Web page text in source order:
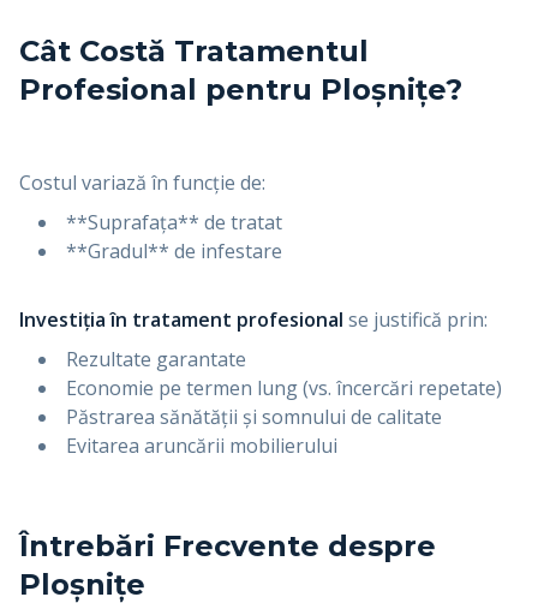
Cât Costă Tratamentul
Profesional pentru Ploșnițe?
Costul variază în funcție de:
**Suprafața** de tratat
**Gradul** de infestare
Investiția în tratament profesional se justifică prin:
Rezultate garantate
Economie pe termen lung (vs. încercări repetate)
Păstrarea sănătății și somnului de calitate
Evitarea aruncării mobilierului
Întrebări Frecvente despre
Ploșnițe